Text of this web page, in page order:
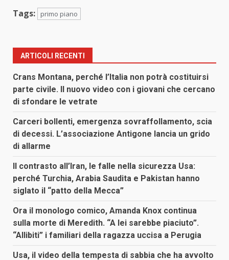
Tags: primo piano
ARTICOLI RECENTI
Crans Montana, perché l’Italia non potrà costituirsi
parte civile. Il nuovo video con i giovani che cercano
di sfondare le vetrate
Carceri bollenti, emergenza sovraffollamento, scia
di decessi. L’associazione Antigone lancia un grido
di allarme
Il contrasto all’Iran, le falle nella sicurezza Usa:
perché Turchia, Arabia Saudita e Pakistan hanno
siglato il “patto della Mecca”
Ora il monologo comico, Amanda Knox continua
sulla morte di Meredith. “A lei sarebbe piaciuto”.
“Allibiti” i familiari della ragazza uccisa a Perugia
Usa, il video della tempesta di sabbia che ha avvolto